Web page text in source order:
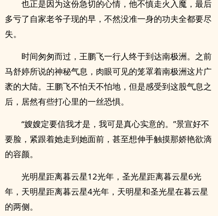
也正是因为这份急切的心情，他不慎走火入魔，最后
多亏了自家老爷子现的早，不然没准一身的功夫全都要尽
失。
时间匆匆而过，王鹏飞一行人终于到达南极洲。之前
马舒婷所说的神秘气息，肉眼可见的笼罩着南极洲这片广
袤的大陆。王鹏飞不怕天不怕地，但是感受到这股气息之
后，居然有些打心里的一丝恐惧。
“嫂嫂定要信我才是，我可是真心实意的。”景宣好不
要脸，紧跟着她走到她面前，甚至想伸手触摸那娇艳欲滴
的容颜。
光明星距离暮云星12光年，圣光星距离暮云星6光
年，天明星距离暮云星4光年，天明星和圣光星在暮云星
的两侧。